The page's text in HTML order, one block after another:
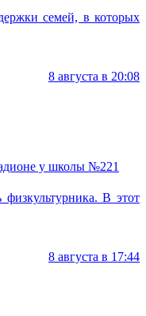
семей, в которых
8 августа в 20:08
у школы №221
В этот
8 августа в 17:44